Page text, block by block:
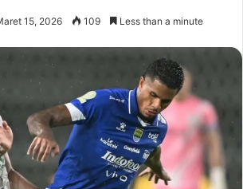
15, 2026 109 Less than a minute